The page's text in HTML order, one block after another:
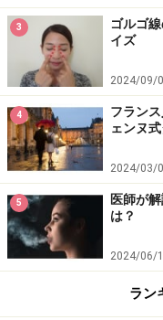
【関連記事】
手は年齢を表す！老
年齢より若く見える
手が老ける前に！正
よう
手荒れ改善には日中
別の手袋
ガサガサ手荒れの原
3
ゴルゴ
イズ
2024/09/
4
フラン
ェンヌ
2024/03/
5
医師が
は？
2024/06/
ラン